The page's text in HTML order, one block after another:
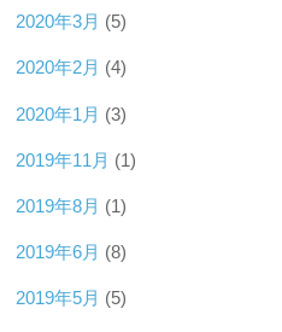
2020年3月 (5)
2020年2月 (4)
2020年1月 (3)
2019年11月 (1)
2019年8月 (1)
2019年6月 (8)
2019年5月 (5)